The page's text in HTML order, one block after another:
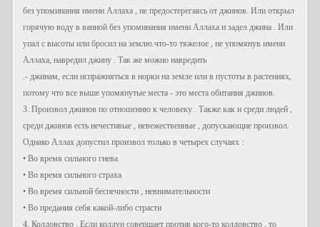
без упоминания имени Аллаха , не предостерегаясь от джинов. Или открыл
горячую воду в ванной без упоминания имени Аллаха и задел джина . Или
упал с высоты или бросил на землю.что-то тяжелое , не упомянув имени
Аллаха, навредил джину . Так же можно навредить
.- джинам, если испражняться в норки на земле или в пустоты в растениях,
потому что все выше упомянутые места - это места обитания джинов.
3. Произвол джинов по отношению к человеку . Также как и среди людей ,
среди джинов есть нечестивые , невежественные , допускающие произвол.
Однако Аллах допустил произвол только в четырех случаях :
• Во время сильного гнева
• Во время сильного страха
• Во время сильной беспечности , невнимательности
• Во предания себя какой-либо страсти
4. Колдовство . Если колдун совершает против кого-то колдовство , то